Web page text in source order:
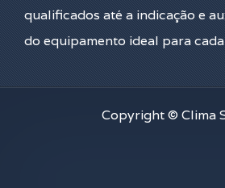
qualificados até a indicação e
do equipamento ideal para
Copyright © Clima